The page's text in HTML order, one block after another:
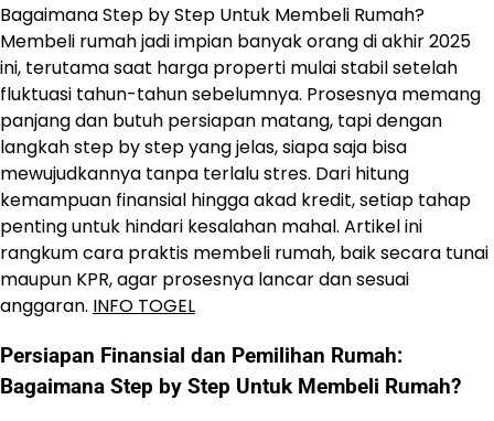
Bagaimana Step by Step Untuk Membeli Rumah?
Membeli rumah jadi impian banyak orang di akhir 2025
ini, terutama saat harga properti mulai stabil setelah
fluktuasi tahun-tahun sebelumnya. Prosesnya memang
panjang dan butuh persiapan matang, tapi dengan
langkah step by step yang jelas, siapa saja bisa
mewujudkannya tanpa terlalu stres. Dari hitung
kemampuan finansial hingga akad kredit, setiap tahap
penting untuk hindari kesalahan mahal. Artikel ini
rangkum cara praktis membeli rumah, baik secara tunai
maupun KPR, agar prosesnya lancar dan sesuai
anggaran. INFO TOGEL
Persiapan Finansial dan Pemilihan Rumah:
Bagaimana Step by Step Untuk Membeli Rumah?